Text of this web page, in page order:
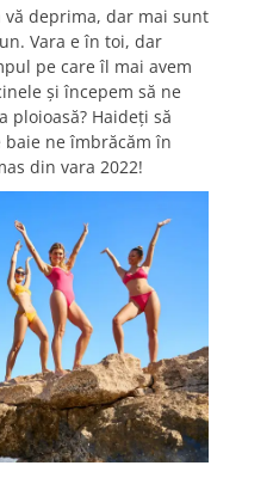
deprima, dar mai sunt
Vara e în toi, dar
pe care îl mai avem
și începem să ne
ploioasă? Haideți să
baie ne îmbrăcăm în
din vara 2022!